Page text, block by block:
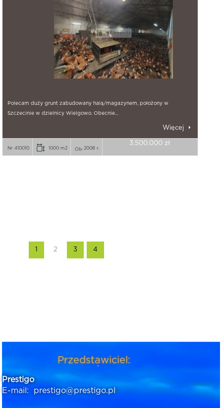
Polecam duży grunt zabudowany halą/magazynem, położony w
Szczecinie w dzielnicy Wielgowo. Obecnie…
Więcej
Nr 410010 1000 m2 2008 r.
3.500.000 zł
2 3 4
Przedstawiciel:
Prestigo
E-mail:
prestigo@prestigo.pl